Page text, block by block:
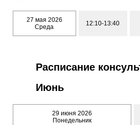
27 мая 2026
Среда
12:10-13:40
Расписание
Июнь
29 июня 2026
Понедельник